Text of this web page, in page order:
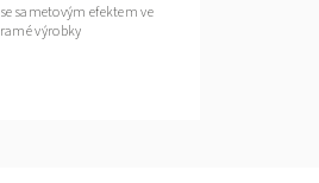
sametovým efektem ve
výrobky